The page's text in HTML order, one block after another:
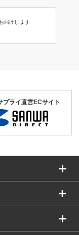
届けします
プライ直営ECサイト